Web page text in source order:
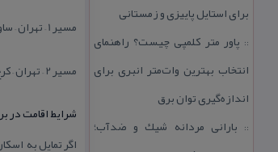
برای استایل پاییزی و زمستانی
:: پاور متر كلمپی چیست؟ راهنمای
انتخاب بهترین وات‌متر انبری برای
اندازه‌گیری توان برق
:: بارانی مردانه شیك و ضدآب؛
مسیر 1 – تهران – ساوجبلاغ - جاده كردان – روستای برغان
مسیر 2 – تهران – كرج – رجایی شهر – آتشگاه – دوراهی به سمت روستای برغان – بعد از دو راهی حدود 10 كیلومتر تا روستای برغان فاصله دارید.
شرایط اقامت در
اگر تمایل به